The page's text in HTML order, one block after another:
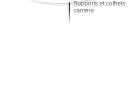
Supports et coffrets
caméra